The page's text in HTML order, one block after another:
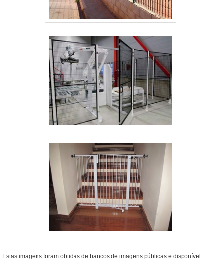
Estas imagens foram obtidas de bancos de imagens públicas e disponível